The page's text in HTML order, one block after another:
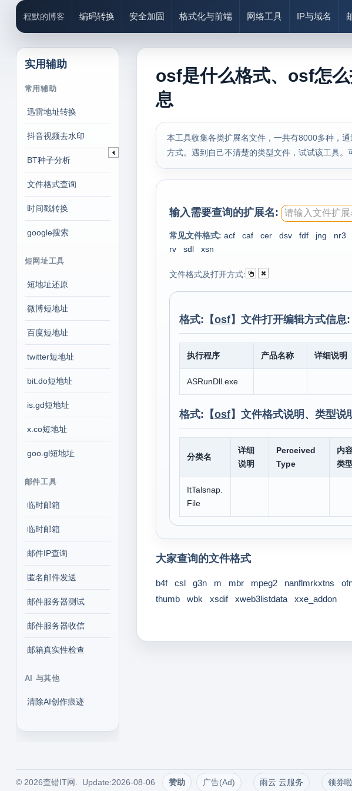
程默的博客 编码转换 安全加固 格式化与前端 网络工具 IP与域名
实用辅助
常用辅助
迅雷地址转换
抖音视频去水印
BT种子分析
文件格式查询
时间戳转换
google搜索
短网址工具
短地址还原
微博短地址
百度短地址
twitter短地址
bit.do短地址
is.gd短地址
x.co短地址
goo.gl短地址
邮件工具
临时邮箱
临时邮箱
邮件IP查询
匿名邮件发送
邮件服务器测试
邮件服务器收信
邮箱真实性检查
AI 与其他
清除AI创作痕迹
osf是什么格式、osf怎
息
本工具收集各类扩展名文件，一共有8000多种，
方式。遇到自己不清楚的类型文件，试试该工具。
输入需要查询的扩展名:
常见文件格式: acf caf cer dsv fdf jng nr3
rv
sdl xsn
文件格式及打开方式:
格式:【osf】文件打开编辑方式信息:
执行程序 产品名称 详细说明
ASRunDll.exe
格式:【osf】文件格式说明、类型说
分类名
详细
说明
Perceived
Type
内
类型
ItTalsnap.
File
大家查询的文件格式
b4f csl g3n m mbr mpeg2 nanflmrkxtns
thumb
wbk xsdif xweb3listdata xxe_addon
© 2026查错IT网. Update:2026-08-06 赞助 广告(Ad) 雨云 云服务 领券